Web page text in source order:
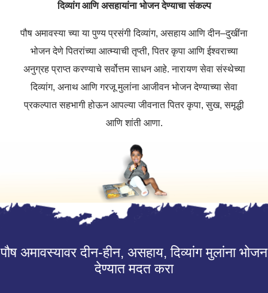
दिव्यांग आणि असहायांना भोजन देण्याचा संकल्प
पौष अमावस्या च्या या पुण्य प्रसंगी दिव्यांग, असहाय आणि दीन–दुखींना
भोजन देणे पितरांच्या आत्म्याची तृप्ती,पितर कृपा आणि ईश्वराच्या
अनुग्रह प्राप्त करण्याचे सर्वोत्तम साधन आहे.नारायण सेवा संस्थेच्या
दिव्यांग, अनाथ आणि गरजू मुलांना आजीवन भोजन देण्याच्या सेवा
प्रकल्पात सहभागी होऊन आपल्या जीवनात पितर कृपा,सुख,समृद्धी
आणि शांती आणा.
पौष अमावस्यावर दीन-हीन, असहाय, दिव्यांग मुलांना भोजन
देण्यात मदत करा